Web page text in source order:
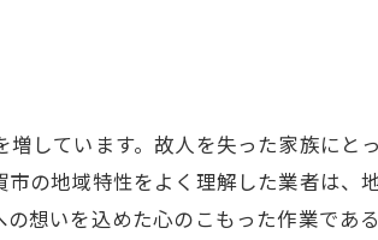
しています。故人を失った家族にと
の地域特性をよく理解した業者は、
想いを込めた心のこもった作業であ